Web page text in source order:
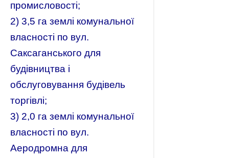
промисловості;
2) 3,5 га землі комунальної
власності по вул.
Саксаганського для
будівництва і
обслуговування будівель
торгівлі;
3) 2,0 га землі комунальної
власності по вул.
Аеродромна для